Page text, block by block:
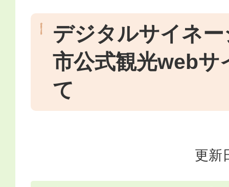
デジタルサイネ
市公式観光webサ
て
更新